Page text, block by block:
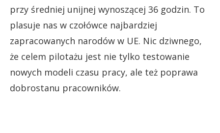
przy średniej unijnej wynoszącej 36 godzin. To
plasuje nas w czołówce najbardziej
zapracowanych narodów w UE. Nic dziwnego,
że celem pilotażu jest nie tylko testowanie
nowych modeli czasu pracy, ale też poprawa
dobrostanu pracowników.